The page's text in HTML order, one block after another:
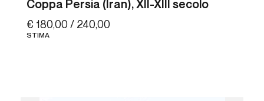
Coppa Persia (Iran), XII-XIII secolo
€ 180,00 / 240,00
STIMA